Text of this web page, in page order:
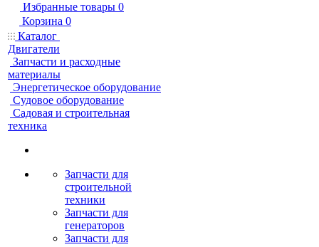
Избранные товары 0
Корзина 0
Каталог
Двигатели
Запчасти и расходные
материалы
Энергетическое оборудование
Судовое оборудование
Садовая и строительная
техника
Запчасти для
строительной
техники
Запчасти для
генераторов
Запчасти для